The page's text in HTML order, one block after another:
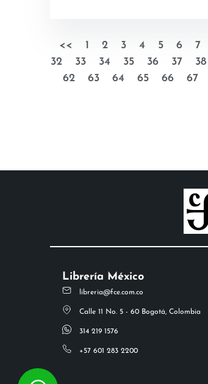
<< 1 2 3 4 5 6 7
32
33 34 35 36 37 38
62
63 64 65 66 67
Librería México
libreria@fce.com.co
Calle 11 No. 5 - 60 Bogotá, Colombia
314 219 1576
+57 601 283 2200